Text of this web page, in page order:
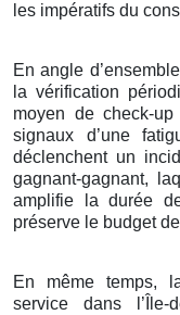
les impératifs du
En angle
la vérification
moyen de check-
signaux d’une
déclenchent un
gagnant-gagnant,
amplifie la durée
préserve le budget
En même temps,
service dans